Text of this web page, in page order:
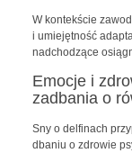
W kontekście
i umiejętność
nadchodzące
Emocje i
zadbania o
Sny o delfinach
dbaniu o zdrowie